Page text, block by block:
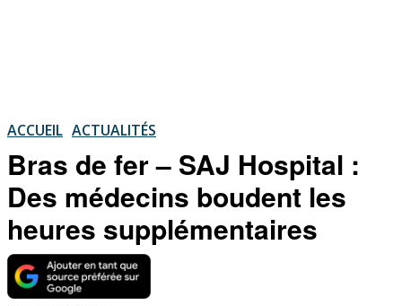
ACCUEIL ACTUALITÉS
Bras de fer – SAJ Hospital :
Des médecins boudent les
heures supplémentaires